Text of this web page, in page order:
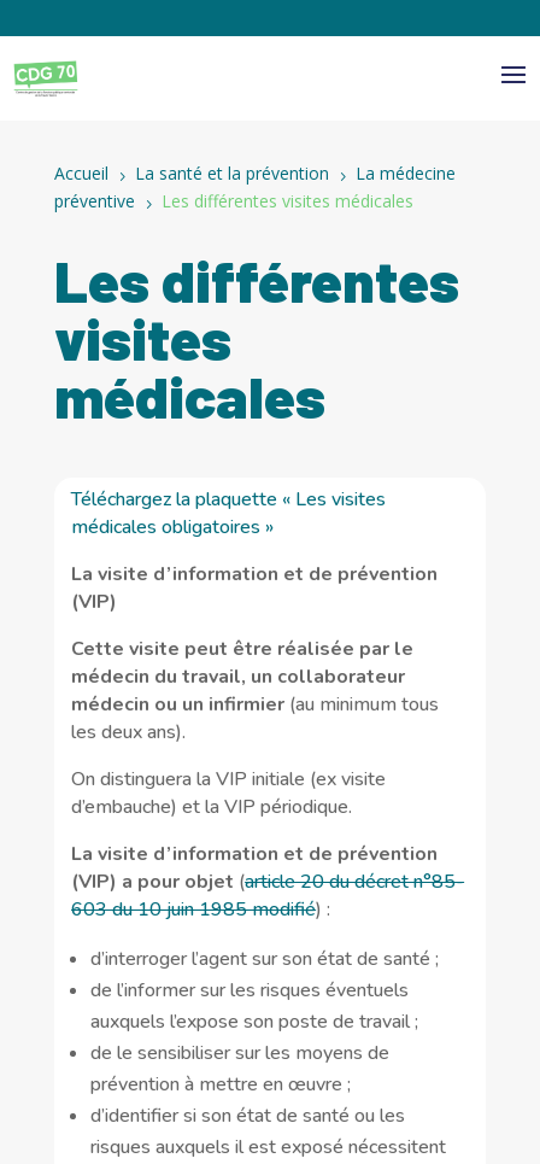
Accueil 5 La santé et la prévention 5
La médecine
préventive
5 Les différentes visites médicales
Les différentes
visites
médicales
Téléchargez la plaquette « Les visites
médicales obligatoires »
La visite d’information et de prévention
(VIP)
Cette visite peut être réalisée par le
médecin du travail, un collaborateur
médecin ou un infirmier (au minimum tous
les deux ans).
On distinguera la VIP initiale (ex visite
d’embauche) et la VIP périodique.
La visite d’information et de prévention
(VIP) a pour objet (article 20 du décret n°85-
603 du 10 juin 1985 modifié) :
d’interroger l’agent sur son état de santé ;
de l’informer sur les risques éventuels
auxquels l’expose son poste de travail ;
de le sensibiliser sur les moyens de
prévention à mettre en œuvre ;
d’identifier si son état de santé ou les
risques auxquels il est exposé nécessitent